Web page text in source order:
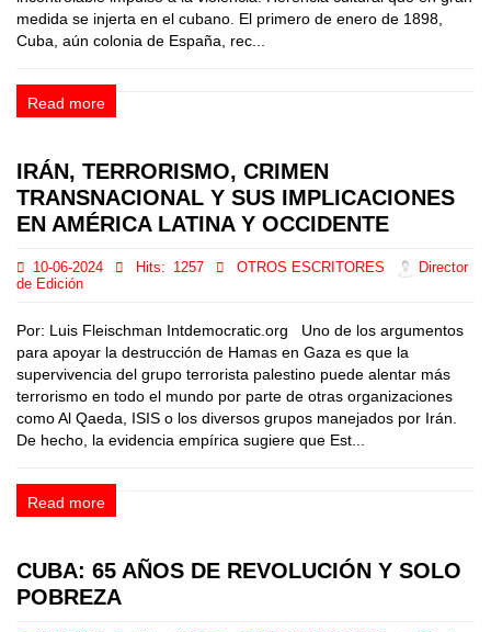
medida se injerta en el cubano. El primero de enero de 1898,
Cuba, aún colonia de España, rec...
Read more
IRÁN, TERRORISMO, CRIMEN
TRANSNACIONAL Y SUS IMPLICACIONES
EN AMÉRICA LATINA Y OCCIDENTE
10-06-2024 Hits: 1257 OTROS ESCRITORES
Director
de Edición
Por: Luis Fleischman Intdemocratic.org Uno de los argumentos
para apoyar la destrucción de Hamas en Gaza es que la
supervivencia del grupo terrorista palestino puede alentar más
terrorismo en todo el mundo por parte de otras organizaciones
como Al Qaeda, ISIS o los diversos grupos manejados por Irán.
De hecho, la evidencia empírica sugiere que Est...
Read more
CUBA: 65 AÑOS DE REVOLUCIÓN Y SOLO
POBREZA